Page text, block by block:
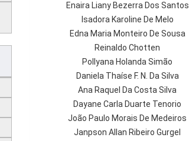
Enaira Liany Bezerra Dos Santos
Isadora Karoline De Melo
Edna Maria Monteiro De Sousa
Reinaldo Chotten
Pollyana Holanda Simão
Daniela Thaíse F. N. Da Silva
Ana Raquel Da Costa Silva
Dayane Carla Duarte Tenorio
João Paulo Morais De Medeiros
Janpson Allan Ribeiro Gurgel